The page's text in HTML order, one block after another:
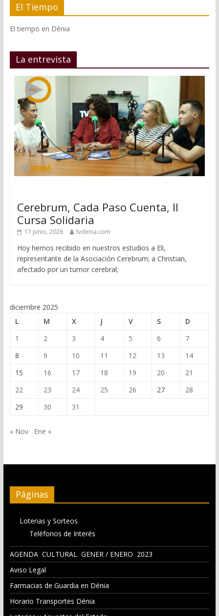
El Tiempo
El tiempo en Dénia
La entrevista
Cerebrum, Cada Paso Cuenta, II
Cursa Solidaria
17 junio, 2026 tvdenia.com
Hoy hemos recibido en nuestros estudios a Eli,
representante de la Asociación Cerebrum; a Christian,
afectado por un tumor cerebral;
diciembre 2025
L
M X J V S
D
1
2 3 4 5 6
7
8
9 10 11 12 13
14
15
16 17 18 19 20
21
22
23 24 25 26 27
28
29
30 31
« Nov Ene »
Páginas
Loterias y Sorteos
Teléfonos de Interés
AGENDA CULTURAL GENER / ENERO 2023
Aviso Legal
Farmacias de Guardia en Dénia
Horario Transportes Dénia